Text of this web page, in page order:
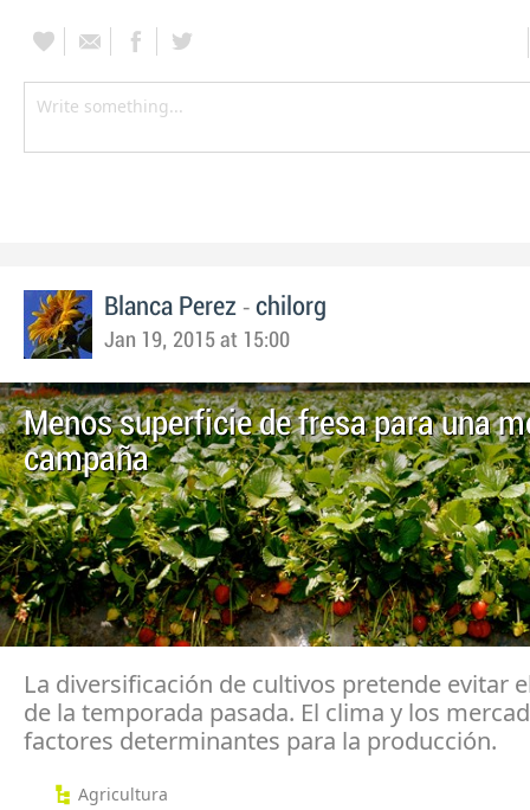
Blanca Perez - chilorg
Jan 19, 2015 at 15:00
Menos superficie de fresa para una
campaña
La diversificación de cultivos pretende evitar
de la temporada pasada. El clima y los
factores determinantes para la producción.
Agricultura